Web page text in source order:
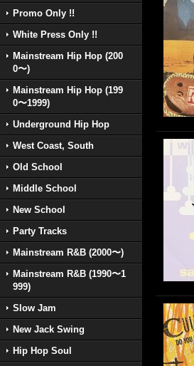
Promo Only !!
White Press Only !!
Mainstream Hip Hop (200
0〜)
Mainstream Hip Hop (199
0〜1999)
Underground Hip Hop
West Coast, South
Old School
Middle School
New School
Party Tracks
Mainstream R&B (2000〜)
Mainstream R&B (1990〜1
999)
Slow Jam
New Jack Swing
Hip Hop Soul